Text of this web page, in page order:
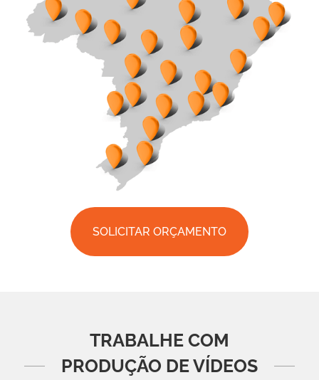
SOLICITAR ORÇAMENTO
TRABALHE COM
PRODUÇÃO DE VÍDEOS